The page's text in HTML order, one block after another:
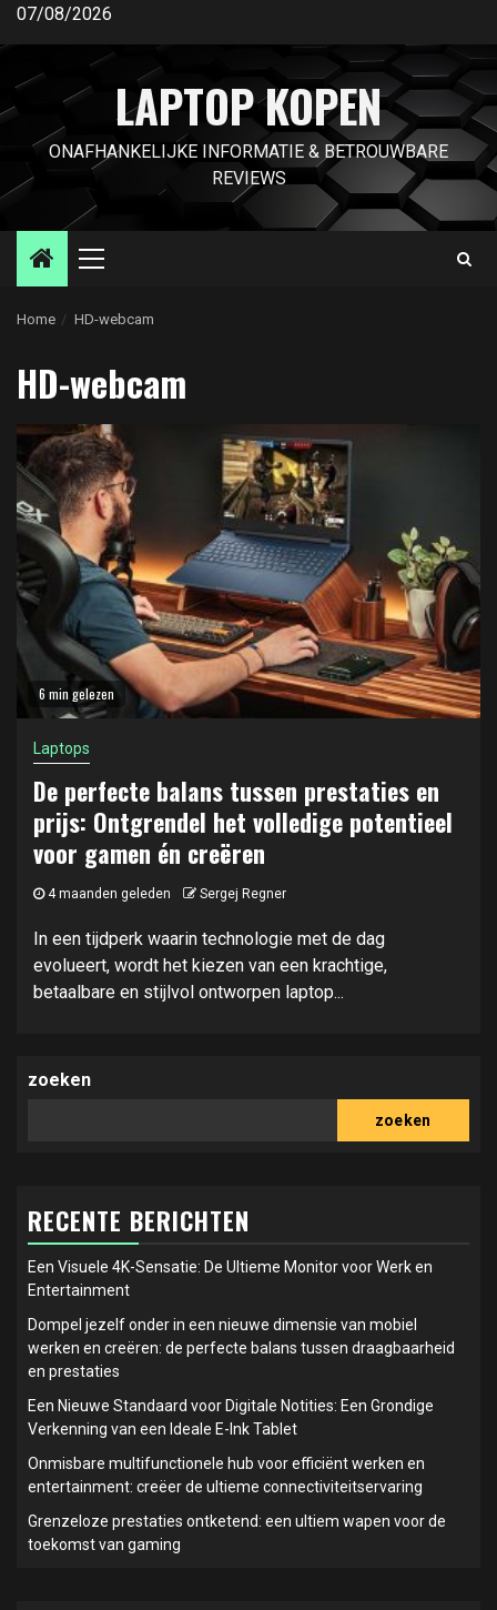
Ga
inhoud
07/08/2026
LAPTOP KOPEN
ONAFHANKELIJKE INFORMATIE & BETROUWBARE
REVIEWS
Primair
Home HD-webcam
HD-webcam
6 min gelezen
Laptops
De perfecte balans tussen prestaties en
prijs: Ontgrendel het volledige potentieel
voor gamen én creëren
4 maanden geleden Sergej Regner
In een tijdperk waarin technologie met de dag
evolueert, wordt het kiezen van een krachtige,
betaalbare en stijlvol ontworpen laptop...
zoeken
zoeken
RECENTE BERICHTEN
Een Visuele 4K-Sensatie: De Ultieme Monitor voor Werk en
Entertainment
Dompel jezelf onder in een nieuwe dimensie van mobiel
werken en creëren: de perfecte balans tussen draagbaarheid
en prestaties
Een Nieuwe Standaard voor Digitale Notities: Een Grondige
Verkenning van een Ideale E-Ink Tablet
Onmisbare multifunctionele hub voor efficiënt werken en
entertainment: creëer de ultieme connectiviteitservaring
Grenzeloze prestaties ontketend: een ultiem wapen voor de
toekomst van gaming